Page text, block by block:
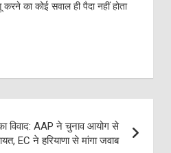
करने का कोई सवाल ही पैदा नहीं होता
विवाद: AAP ने चुनाव आयोग से
EC ने हरियाणा से मांगा जवाब